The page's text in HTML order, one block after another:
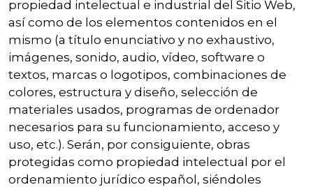
propiedad intelectual e industrial del Sitio Web,
así como de los elementos contenidos en el
mismo (a título enunciativo y no exhaustivo,
imágenes, sonido, audio, vídeo, software o
textos, marcas o logotipos, combinaciones de
colores, estructura y diseño, selección de
materiales usados, programas de ordenador
necesarios para su funcionamiento, acceso y
uso, etc.). Serán, por consiguiente, obras
protegidas como propiedad intelectual por el
ordenamiento jurídico español, siéndoles